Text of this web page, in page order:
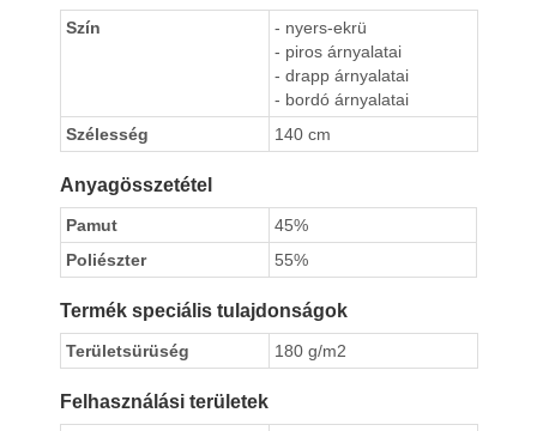
Szín
- nyers-ekrü
- piros árnyalatai
- drapp árnyalatai
- bordó árnyalatai
Szélesség
140 cm
Anyagösszetétel
Pamut
45%
Poliészter
55%
Termék speciális tulajdonságok
Területsürüség 180 g/m2
Felhasználási területek